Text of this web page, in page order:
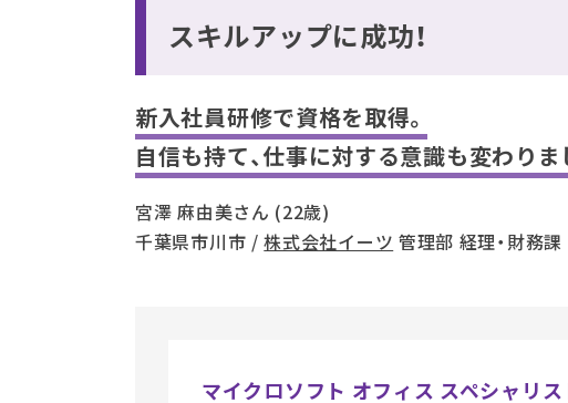
スキルアップに成功！
新入社員研修で資格を取得。
自信も持て、仕事に対する意識も変わりま
宮澤 麻由美さん (22歳)
千葉県市川市 /株式会社イーツ 管理部 経理・財務課
マイクロソフト オフィス スペシャリス